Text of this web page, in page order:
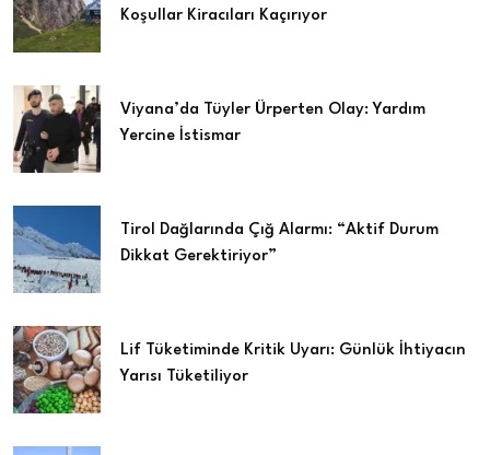
Koşullar Kiracıları Kaçırıyor
Viyana’da Tüyler Ürperten Olay: Yardım
Yercine İstismar
Tirol Dağlarında Çığ Alarmı: “Aktif Durum
Dikkat Gerektiriyor”
Lif Tüketiminde Kritik Uyarı: Günlük İhtiyacın
Yarısı Tüketiliyor